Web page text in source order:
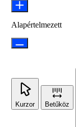
Alapértelmezett
Kurzor Betűköz